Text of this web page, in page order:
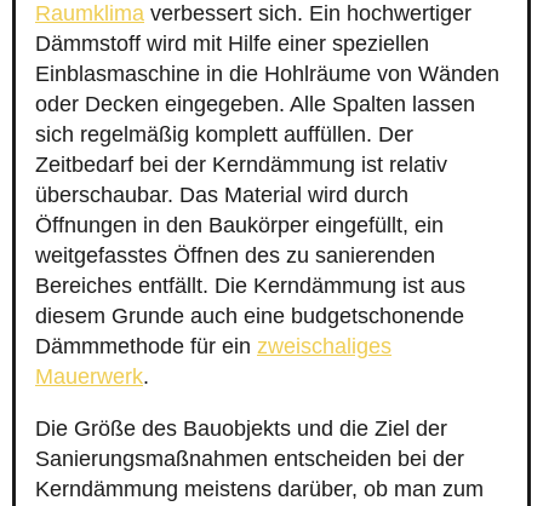
Raumklima verbessert sich. Ein hochwertiger
Dämmstoff wird mit Hilfe einer speziellen
Einblasmaschine in die Hohlräume von Wänden
oder Decken eingegeben. Alle Spalten lassen
sich regelmäßig komplett auffüllen. Der
Zeitbedarf bei der Kerndämmung ist relativ
überschaubar. Das Material wird durch
Öffnungen in den Baukörper eingefüllt, ein
weitgefasstes Öffnen des zu sanierenden
Bereiches entfällt. Die Kerndämmung ist aus
diesem Grunde auch eine budgetschonende
Dämmmethode für ein zweischaliges
Mauerwerk.
Die Größe des Bauobjekts und die Ziel der
Sanierungsmaßnahmen entscheiden bei der
Kerndämmung meistens darüber, ob man zum